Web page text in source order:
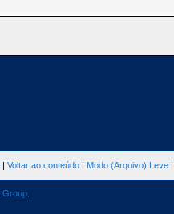
| Voltar ao conteúdo | Modo (Arquivo) Leve
Group